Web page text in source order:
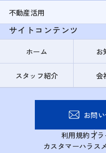
不動産活用
サイトコンテンツ
ホーム お
スタッフ紹介 会
お問
利用規約プ
カスタマーハラス